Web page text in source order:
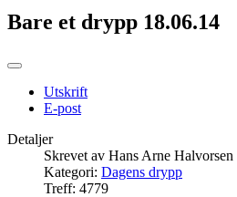
Bare et drypp 18.06.14
Utskrift
E-post
Detaljer
Skrevet av Hans Arne Halvorsen
Kategori: Dagens drypp
Treff: 4779